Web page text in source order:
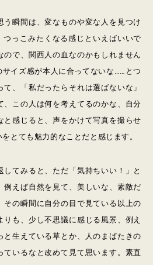
う瞬間は、変なものや変な人を見つけ
つっこみたくなる感じといえばいいで
ので、関西人の血なのかもしれません
イズ感が本人に合ってないな……とつ
、「私だったらそれは選ばないな」
、この人は何を考えてるのかな、自分
と感じると、声をかけて写真を撮らせ
とても魅力的なことだと感じます。
てみると、ただ「気持ちいい！」と
例えば自然を見て、美しいな、素敵だ
その瞬間に自分の目で見ている以上の
も、少し不思議に感じる風景、例え
と生えている草とか、人のまばたきの
いるなと改めて見て思います。素直